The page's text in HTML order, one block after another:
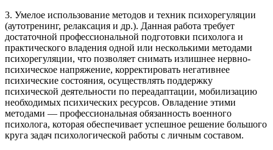
3. Умелое использование методов и техник психорегуляции
(аутотренинг, релаксация и др.). Данная работа требует
достаточной профессиональной подготовки психолога и
практического владения одной или несколькими методами
психорегуляции, что позволяет снимать излишнее нервно-
психическое напряжение, корректировать негативнее
психические состояния, осуществлять поддержку
психической деятельности по переадаптации, мобилизацию
необходимых психических ресурсов. Овладение этими
методами — профессиональная обязанность военного
психолога, которая обеспечивает успешное решение большого
круга задач психологической работы с личным составом.